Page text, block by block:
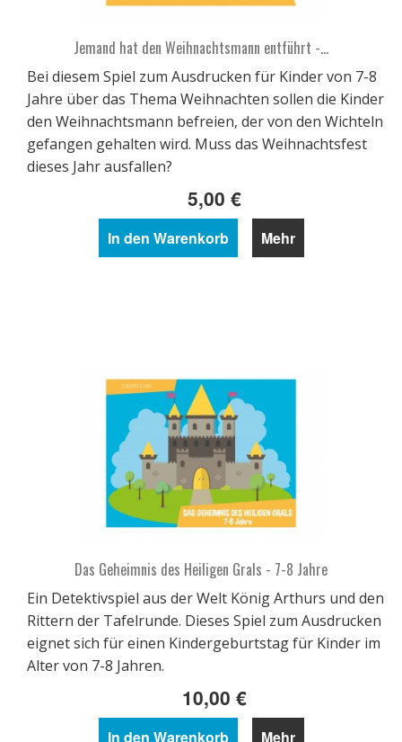
Jemand hat den Weihnachtsmann entführt -...
Bei diesem Spiel zum Ausdrucken für Kinder von 7-8
Jahre über das Thema Weihnachten sollen die Kinder
den Weihnachtsmann befreien, der von den Wichteln
gefangen gehalten wird. Muss das Weihnachtsfest
dieses Jahr ausfallen?
5,00 €
In den Warenkorb Mehr
Das Geheimnis des Heiligen Grals - 7-8 Jahre
Ein Detektivspiel aus der Welt König Arthurs und den
Rittern der Tafelrunde. Dieses Spiel zum Ausdrucken
eignet sich für einen Kindergeburtstag für Kinder im
Alter von 7-8 Jahren.
10,00 €
In den Warenkorb Mehr